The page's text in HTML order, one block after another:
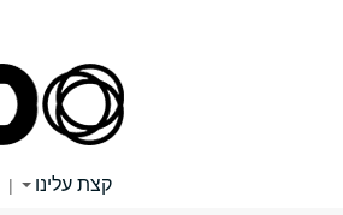
קצת עלינו |